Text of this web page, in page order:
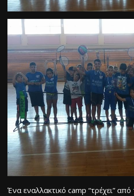
Ένα εναλλακτικό camp “τρέχει”